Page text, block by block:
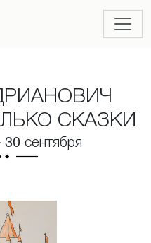
СКАЗКИ
30 сентября